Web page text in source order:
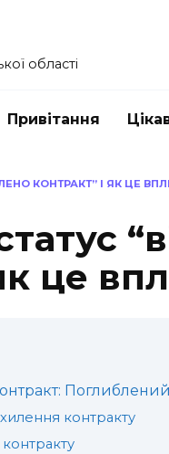
області
Привітання
КОНТРАКТ” І ЯК ЦЕ
це
Поглиблений
контракту